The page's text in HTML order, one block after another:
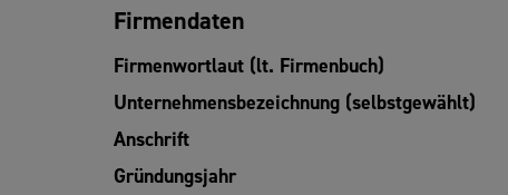
Firmendaten
Firmenwortlaut (lt. Firmenbuch)
Unternehmensbezeichnung (selbstgewählt)
Anschrift
Gründungsjahr